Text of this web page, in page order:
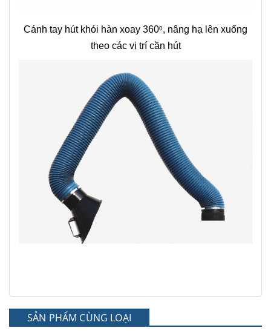
Cánh tay hút khói hàn xoay 3600, nâng hạ lên xuống
theo các vị trí cần hút
SẢN PHẨM CÙNG LOẠI